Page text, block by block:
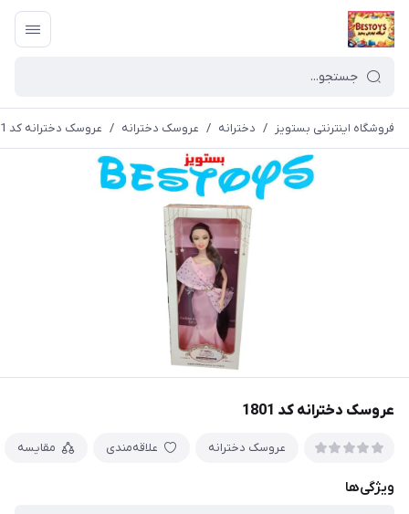
فروشگاه اینترنتی بستویز / دخترانه / عروسک دخترانه / عروسک دخترانه کد 1801
عروسک دخترانه کد 1801
عروسک دخترانه علاقه‌مندی مقایسه
ویژگی‌ها